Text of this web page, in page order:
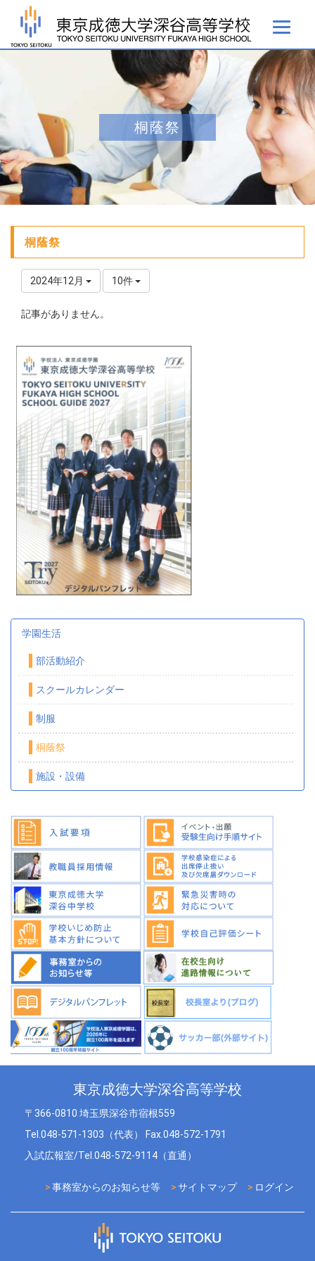
桐蔭祭
桐蔭祭
2024年12月 10件
記事がありません。
学園生活
部活動紹介
スクールカレンダー
制服
桐蔭祭
施設・設備
東京成徳大学深谷高等学校
〒366-0810 埼玉県深谷市宿根559
Tel.048-571-1303（代表） Fax.048-572-1791
入試広報室/Tel.048-572-9114（直通）
ログイン
サイトマップ
事務室からのお知らせ等